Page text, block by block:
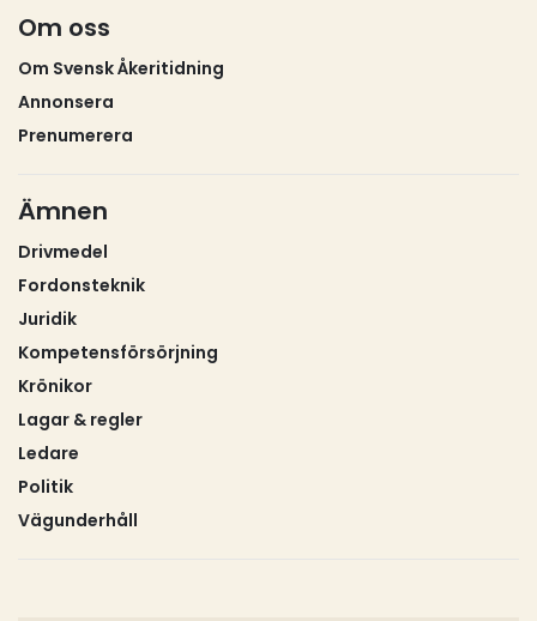
Om oss
Om Svensk Åkeritidning
Annonsera
Prenumerera
Ämnen
Drivmedel
Fordonsteknik
Juridik
Kompetensförsörjning
Krönikor
Lagar & regler
Ledare
Politik
Vägunderhåll